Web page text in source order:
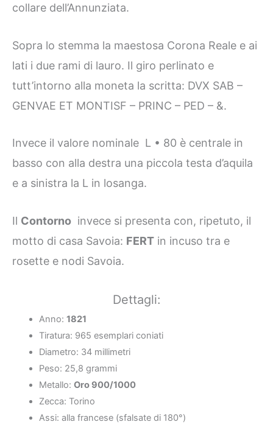
collare dell’Annunziata.
Sopra lo stemma la maestosa Corona Reale e ai
lati i due rami di lauro. Il giro perlinato e
tutt’intorno alla moneta la scritta: DVX SAB –
GENVAE ET MONTISF – PRINC – PED – &.
Invece il valore nominale L • 80 è centrale in
basso con alla destra una piccola testa d’aquila
e a sinistra la L in losanga.
Il Contorno invece si presenta con, ripetuto, il
motto di casa Savoia: FERT in incuso tra e
rosette e nodi Savoia.
Dettagli:
Anno: 1821
Tiratura: 965 esemplari coniati
Diametro: 34 millimetri
Peso: 25,8 grammi
Metallo: Oro 900/1000
Zecca: Torino
Assi: alla francese (sfalsate di 180°)